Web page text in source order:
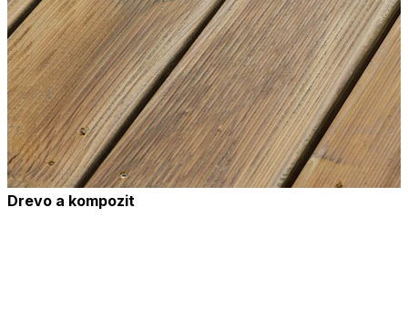
Drevo a kompozit